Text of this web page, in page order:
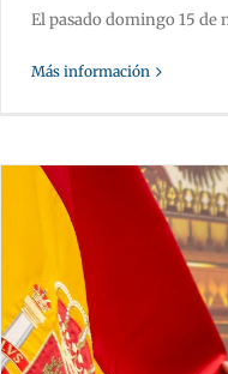
El pasado domingo 15 de
Más información